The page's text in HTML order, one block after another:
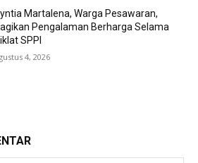
Martalena, Warga Pesawaran,
Pengalaman Berharga Selama
SPPI
4, 2026